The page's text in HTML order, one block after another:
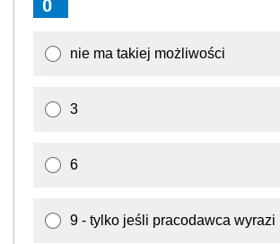
0
nie ma takiej możliwości
3
6
9 - tylko jeśli pracodawca wyrazi